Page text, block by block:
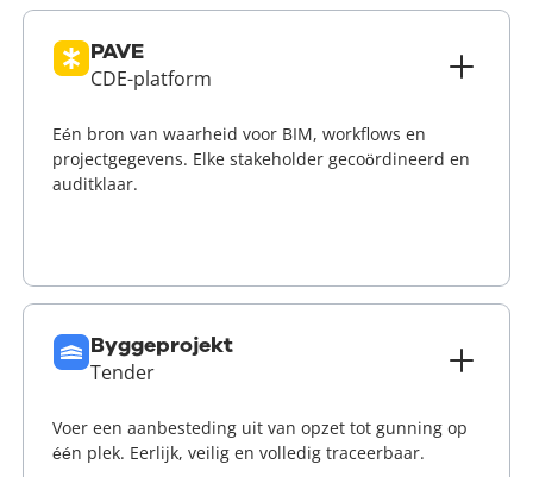
PAVE
CDE-platform
Eén bron van waarheid voor BIM, workflows en
projectgegevens. Elke stakeholder gecoördineerd en
auditklaar.
Byggeprojekt
Tender
Voer een aanbesteding uit van opzet tot gunning op
één plek. Eerlijk, veilig en volledig traceerbaar.